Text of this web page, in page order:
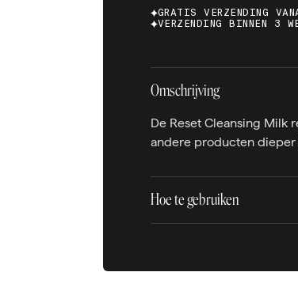
GRATIS VERZENDING
VERZENDING BINNEN 3
Omschrijving
De Reset Cleansing Milk
andere producten
Hoe te gebruiken